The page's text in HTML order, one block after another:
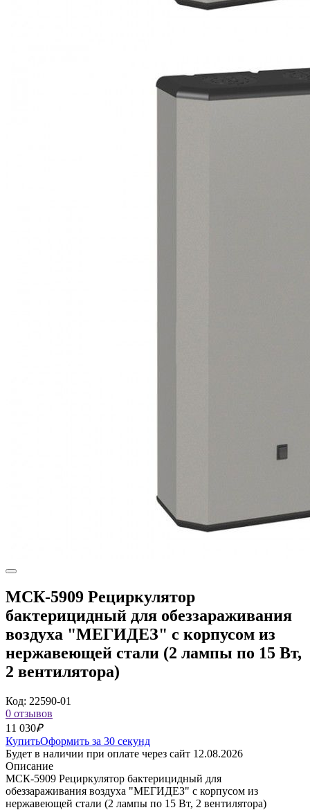
МСК-5909 Рециркулятор
бактерицидный для обеззараживания
воздуха "МЕГИДЕЗ" с корпусом из
нержавеющей стали (2 лампы по 15 Вт,
2 вентилятора)
Код: 22590-01
0 отзывов
11 030₽
КупитьОформить за 30 секунд
Будет в наличии при оплате через сайт 12.08.2026
Описание
МСК-5909 Рециркулятор бактерицидный для
обеззараживания воздуха "МЕГИДЕЗ" с корпусом из
нержавеющей стали (2 лампы по 15 Вт, 2 вентилятора)